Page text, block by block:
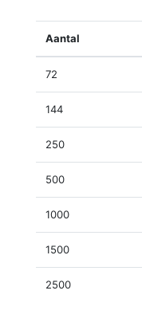
Aantal
72
144
250
500
1000
1500
2500